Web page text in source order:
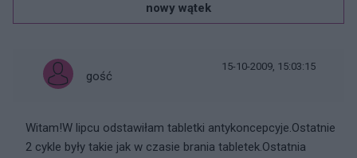
nowy wątek
gość
15-10-2009, 15:03:15
Witam!W lipcu odstawiłam tabletki antykoncepcyje.Ostatnie
2 cykle były takie jak w czasie brania tabletek.Ostatnia